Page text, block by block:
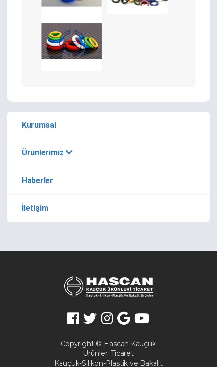
Kurumsal
Ürünlerimiz
Haberler
İletişim
Copyright © Hascan Kauçuk
Ürünleri Ticaret
Kauçuk-Silikon-Plastik ve Bakalit